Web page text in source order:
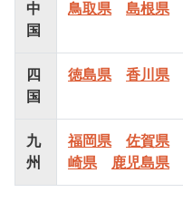
中
国
鳥取県 島根県
四
国
徳島県 香川県
九
州
福岡県 佐賀県
崎県
鹿児島県